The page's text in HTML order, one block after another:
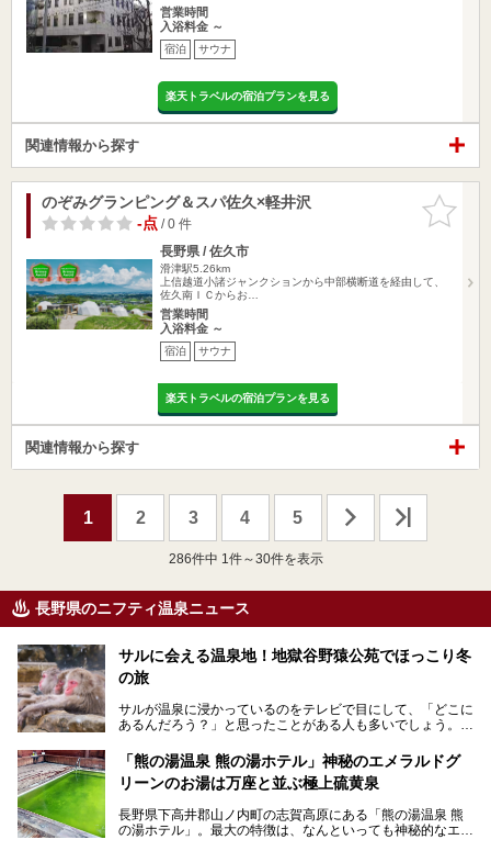
営業時間
入浴料金 ～
宿泊 サウナ
楽天トラベルの宿泊プランを見る
関連情報から探す
お気に入
りに追加
のぞみグランピング＆スパ佐久×軽井沢
-点/ 0 件
長野県 / 佐久市
滑津駅5.26km
上信越道小諸ジャンクションから中部横断道を経由して、
佐久南ＩＣからお…
営業時間
入浴料金 ～
宿泊 サウナ
楽天トラベルの宿泊プランを見る
関連情報から探す
1 2 3 4 5
286件中 1件～30件を表示
長野県のニフティ温泉ニュース
サルに会える温泉地！地獄谷野猿公苑でほっこり冬
の旅
サルが温泉に浸かっているのをテレビで目にして、「どこに
あるんだろう？」と思ったことがある人も多いでしょう。
この微笑ましい光景は、長野県にある「地獄谷野猿公苑」で
見られるもので、野生のサルが雪景色の中で温泉に浸かる姿
を間近で観察できます。
本記事では、地獄谷野猿公苑の魅力や見どころ、サルと温泉
との関係性、地獄谷周辺の観光スポットについて紹介しま
「熊の湯温泉 熊の湯ホテル」神秘のエメラルドグ
リーンのお湯は万座と並ぶ極上硫黄泉
長野県下高井郡山ノ内町の志賀高原にある「熊の湯温泉 熊
の湯ホテル」。最大の特徴は、なんといっても神秘的なエメ